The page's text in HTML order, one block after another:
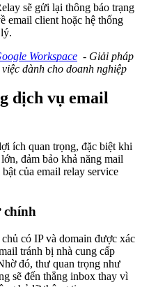
sẽ gửi lại thông báo trạng
email client hoặc hệ thống
Workspace - Giải pháp
dành cho doanh nghiệp
dịch vụ email
ích quan trọng, đặc biệt khi
đảm bảo khả năng mail
của email relay service
chính
có IP và domain được xác
tránh bị nhà cung cấp
đó, thư quan trọng như
sẽ đến thẳng inbox thay vì